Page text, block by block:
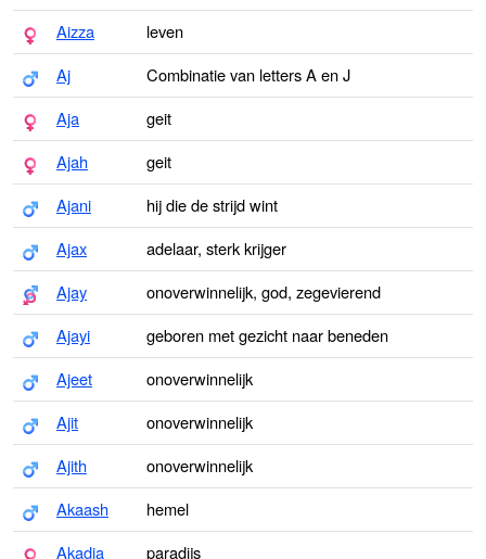
Aizza
leven
Aj
Combinatie van letters A en J
Aja
geit
Ajah
geit
Ajani
hij die de strijd wint
Ajax
adelaar, sterk krijger
Ajay
onoverwinnelijk, god, zegevierend
Ajayi
geboren met gezicht naar beneden
Ajeet
onoverwinnelijk
Ajit
onoverwinnelijk
Ajith
onoverwinnelijk
Akaash
hemel
Akadia
paradijs